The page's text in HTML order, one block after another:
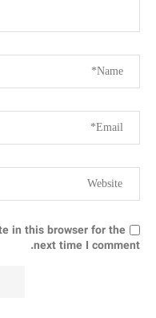
in this browser for the
next time I comment.